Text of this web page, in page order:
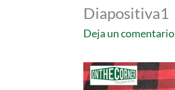
Diapositiva1
Deja un comentario